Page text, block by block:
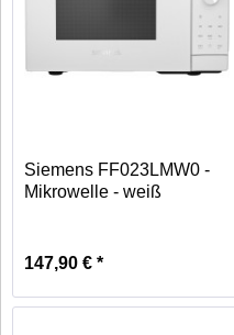
Siemens FF023LMW0 -
Mikrowelle - weiß
147,90 € *